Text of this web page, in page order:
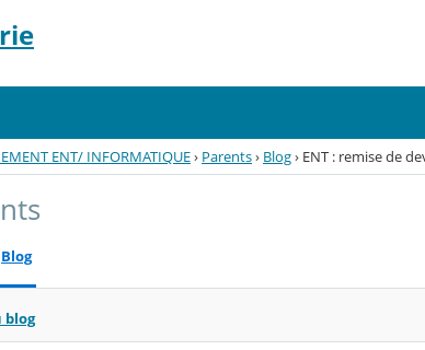
ENT/ INFORMATIQUE› Parents› Blog› ENT : remise de
Blog
blog